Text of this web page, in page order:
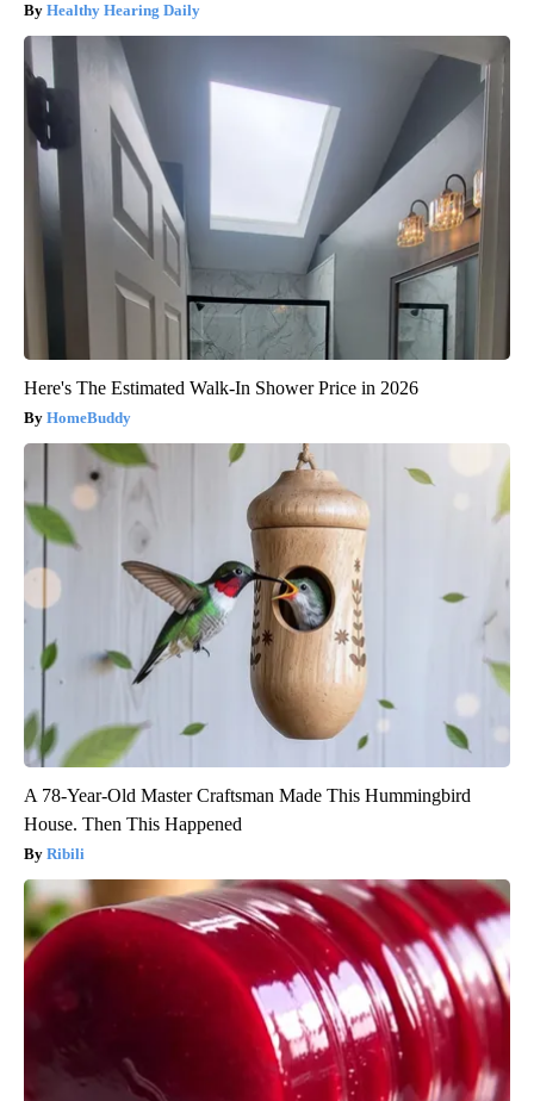
Healthy Hearing Daily
Here's The Estimated Walk-In Shower Price in 2026
HomeBuddy
A 78-Year-Old Master Craftsman Made This Hummingbird
House. Then This Happened
Ribili